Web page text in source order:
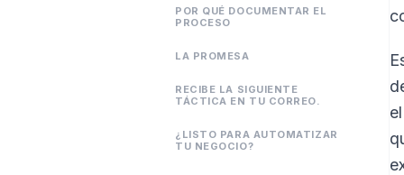
POR QUÉ DOCUMENTAR EL
PROCESO
LA PROMESA
RECIBE LA SIGUIENTE
TÁCTICA EN TU CORREO.
¿LISTO PARA AUTOMATIZAR
TU NEGOCIO?